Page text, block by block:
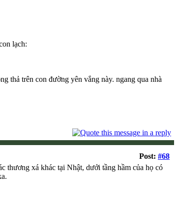
lạch:
thả trên con đường yên vắng này. ngang qua nhà
Post: #68
thương xá khác tại Nhật, dưới tầng hầm của họ có